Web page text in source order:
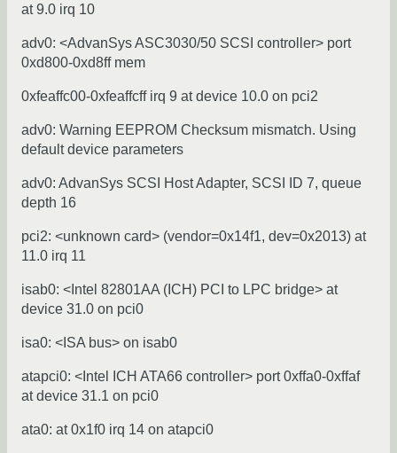
at 9.0 irq 10
adv0: <AdvanSys ASC3030/50 SCSI controller> port
0xd800-0xd8ff mem
0xfeaffc00-0xfeaffcff irq 9 at device 10.0 on pci2
adv0: Warning EEPROM Checksum mismatch. Using
default device parameters
adv0: AdvanSys SCSI Host Adapter, SCSI ID 7, queue
depth 16
pci2: <unknown card> (vendor=0x14f1, dev=0x2013) at
11.0 irq 11
isab0: <Intel 82801AA (ICH) PCI to LPC bridge> at
device 31.0 on pci0
isa0: <ISA bus> on isab0
atapci0: <Intel ICH ATA66 controller> port 0xffa0-0xffaf
at device 31.1 on pci0
ata0: at 0x1f0 irq 14 on atapci0